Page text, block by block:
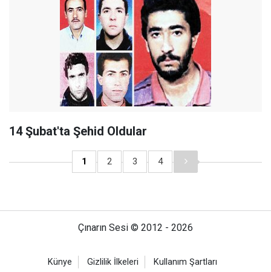
14 Şubat'ta Şehid Oldular
1 2 3 4
Çınarın Sesi © 2012 - 2026
Künye Gizlilik İlkeleri Kullanım Şartları